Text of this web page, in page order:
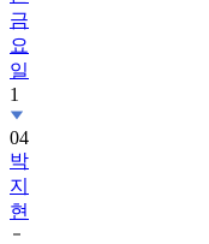
금
요
일
1
04
박
지
현